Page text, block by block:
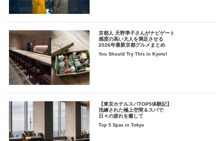
京都人 天野準子さんがナビゲート
感度の高い大人を満足させる
2026年最新京都グルメまとめ
You Should Try This in Kyoto!
【東京ホテルスパTOP5体験記】
洗練された極上空間＆スパで
日々の疲れを癒して
Top 5 Spas in Tokyo